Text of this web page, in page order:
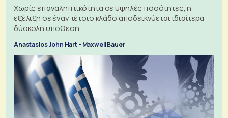
Χωρίς επαναληπτικότητα σε υψηλές ποσότητες, η
εξέλιξη σε έναν τέτοιο κλάδο αποδεικνύεται ιδιαίτερα
δύσκολη υπόθεση
Anastasios John Hart - Maxwell Bauer